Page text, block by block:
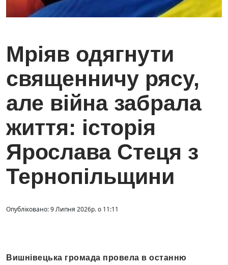
Мріяв одягнути
священничу рясу,
але війна забрала
життя: історія
Ярослава Стеця з
Тернопільщини
Опубліковано: 9 Липня 2026р. о 11:11
Вишнівецька громада провела в останню